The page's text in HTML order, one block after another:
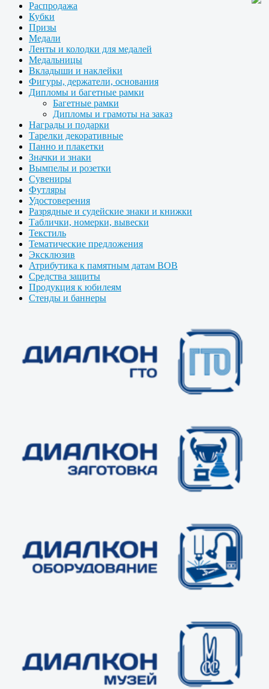
Распродажа
Кубки
Призы
Медали
Ленты и колодки для медалей
Медальницы
Вкладыши и наклейки
Фигуры, держатели, основания
Дипломы и багетные рамки
Багетные рамки
Дипломы и грамоты на заказ
Награды и подарки
Тарелки декоративные
Панно и плакетки
Значки и знаки
Вымпелы и розетки
Сувениры
Футляры
Удостоверения
Разрядные и судейские знаки и книжки
Таблички, номерки, вывески
Текстиль
Тематические предложения
Эксклюзив
Атрибутика к памятным датам ВОВ
Средства защиты
Продукция к юбилеям
Стенды и баннеры